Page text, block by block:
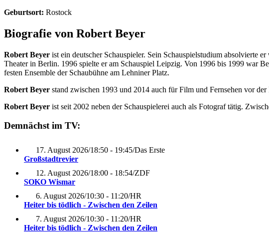
Geburtsort: Rostock
Biografie von Robert Beyer
Robert Beyer ist ein deutscher Schauspieler. Sein Schauspielstudium absolvierte
Theater in Berlin. 1996 spielte er am Schauspiel Leipzig. Von 1996 bis 1999 war
festen Ensemble der Schaubühne am Lehniner Platz.
Robert Beyer stand zwischen 1993 und 2014 auch für Film und Fernsehen vor der
Robert Beyer ist seit 2002 neben der Schauspielerei auch als Fotograf tätig.
Demnächst im TV:
17. August 2026/18:50 - 19:45/Das Erste
Großstadtrevier
12. August 2026/18:00 - 18:54/ZDF
SOKO Wismar
6. August 2026/10:30 - 11:20/HR
Heiter bis tödlich - Zwischen den Zeilen
7. August 2026/10:30 - 11:20/HR
Heiter bis tödlich - Zwischen den Zeilen